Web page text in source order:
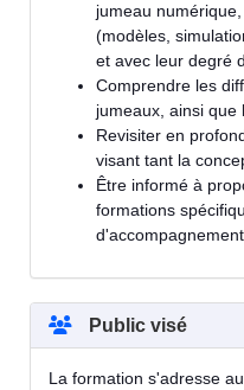
jumeau
(modèles,
et avec leur degré
Comprendre les
jumeaux, ainsi que
Revisiter en
visant tant la
Être informé à
formations
d'accompagnement
Public visé
La formation s'adresse